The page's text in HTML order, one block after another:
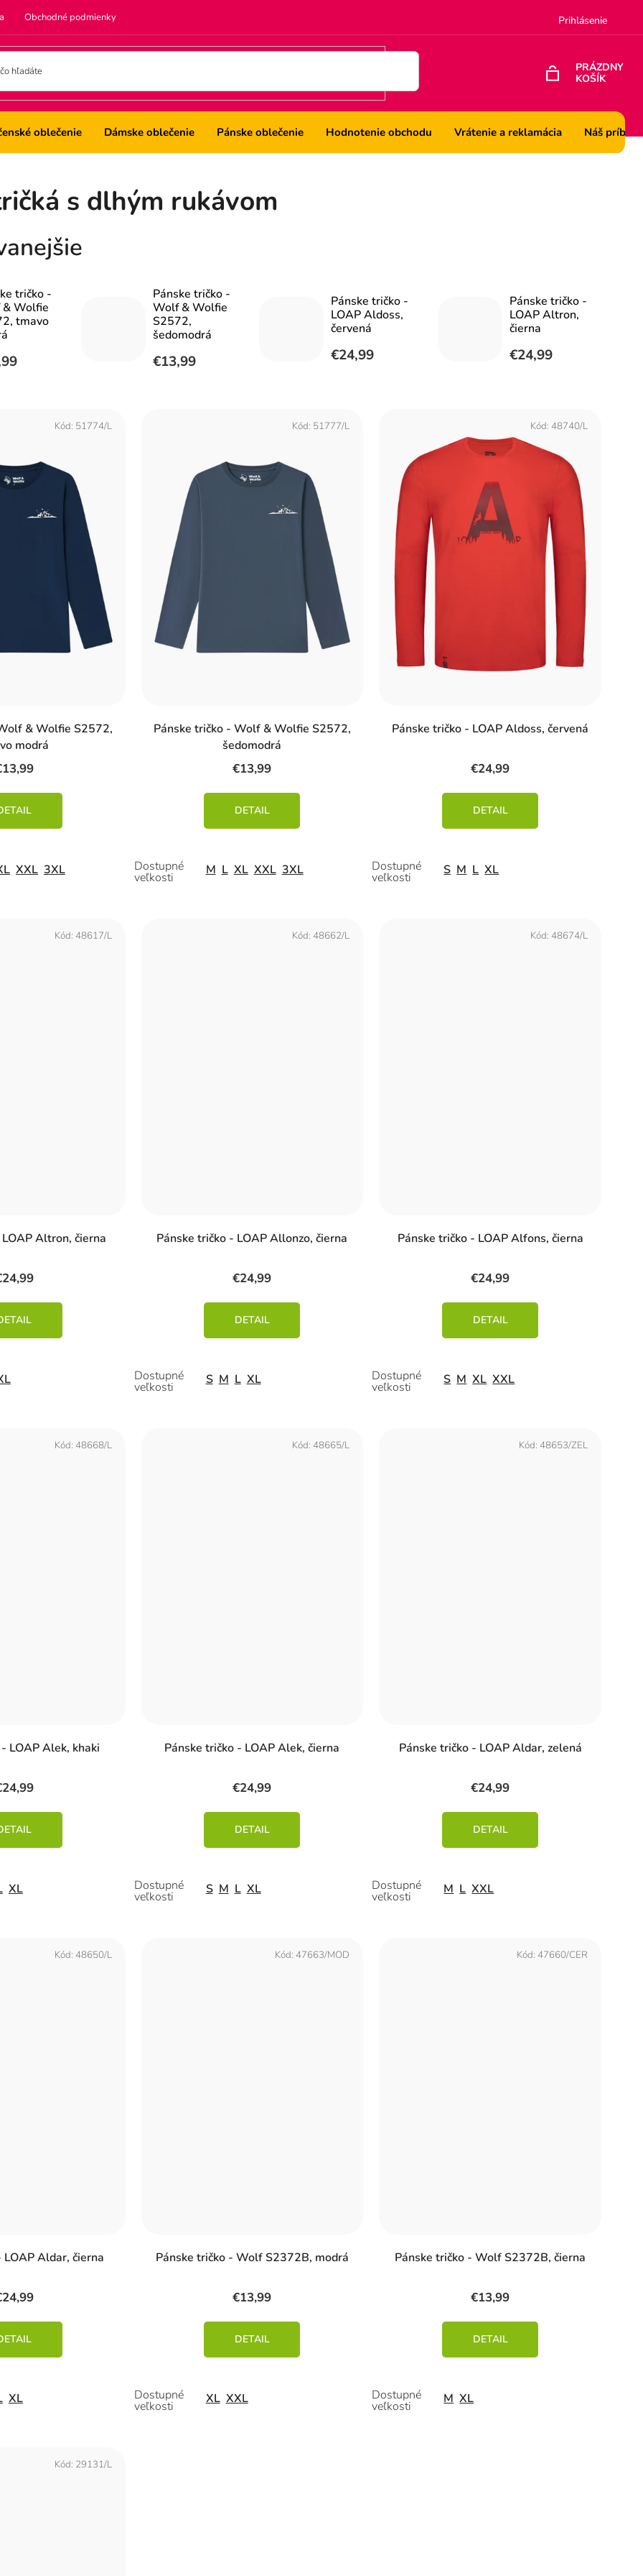
Obchodné podmienky Prihlásenie
KOŠÍK
PRÁZDNY
KOŠÍK
oblečenie Dámske oblečenie Pánske oblečenie Hodnotenie obchodu Vrátenie a reklamácia Náš príbeh
s dlhým rukávom
tričko -
Wolfie
tmavo
Pánske tričko -
Wolf & Wolfie
S2572,
šedomodrá
€13,99
Pánske tričko -
LOAP Aldoss,
červená
€24,99
Pánske tričko -
LOAP Altron,
čierna
€24,99
& Wolfie S2572,
modrá
XXL 3XL
Kód: 51774/L
Pánske tričko - Wolf & Wolfie S2572,
šedomodrá
€13,99
DETAIL
M L XL XXL 3XL
Kód: 51777/L
Pánske tričko - LOAP Aldoss, červená
€24,99
DETAIL
S M L XL
Kód:48740/L
Altron, čierna
Kód: 48617/L
Pánske tričko - LOAP Allonzo, čierna
€24,99
DETAIL
S M L XL
Kód:48662/L
Pánske tričko - LOAP Alfons, čierna
€24,99
DETAIL
S M XL XXL
Kód:48674/L
LOAP Alek, khaki
XL
Kód: 48668/L
Pánske tričko - LOAP Alek, čierna
€24,99
DETAIL
S M L XL
Kód:48665/L
Pánske tričko - LOAP Aldar, zelená
€24,99
DETAIL
M L XXL
Kód:48653/ZEL
Aldar, čierna
XL
Kód: 48650/L
Pánske tričko - Wolf S2372B, modrá
€13,99
DETAIL
XL XXL
Kód:47663/MOD
Pánske tričko - Wolf S2372B, čierna
€13,99
DETAIL
M XL
Kód:47660/CER
Kód: 29131/L